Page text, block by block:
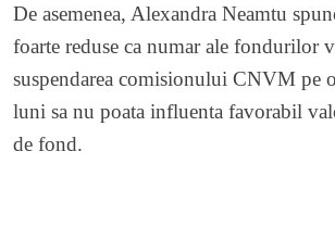
De asemenea, Alexandra Neamtu
foarte reduse ca numar ale fondurilor
suspendarea comisionului CNVM pe
luni sa nu poata influenta favorabil
de fond.